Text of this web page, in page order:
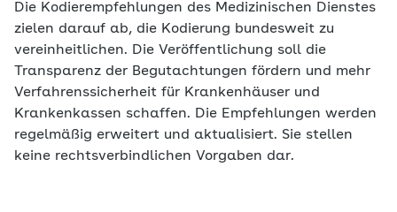
Die Kodierempfehlungen des Medizinischen Dienstes
zielen darauf ab, die Kodierung bundesweit zu
vereinheitlichen. Die Veröffentlichung soll die
Transparenz der Begutachtungen fördern und mehr
Verfahrenssicherheit für Krankenhäuser und
Krankenkassen schaffen. Die Empfehlungen werden
regelmäßig erweitert und aktualisiert. Sie stellen
keine rechtsverbindlichen Vorgaben dar.